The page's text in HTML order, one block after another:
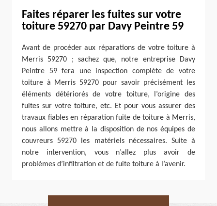
Faites réparer les fuites sur votre
toiture 59270 par Davy Peintre 59
Avant de procéder aux réparations de votre toiture à
Merris 59270 ; sachez que, notre entreprise Davy
Peintre 59 fera une inspection complète de votre
toiture à Merris 59270 pour savoir précisément les
éléments détériorés de votre toiture, l’origine des
fuites sur votre toiture, etc. Et pour vous assurer des
travaux fiables en réparation fuite de toiture à Merris,
nous allons mettre à la disposition de nos équipes de
couvreurs 59270 les matériels nécessaires. Suite à
notre intervention, vous n’allez plus avoir de
problèmes d’infiltration et de fuite toiture à l’avenir.